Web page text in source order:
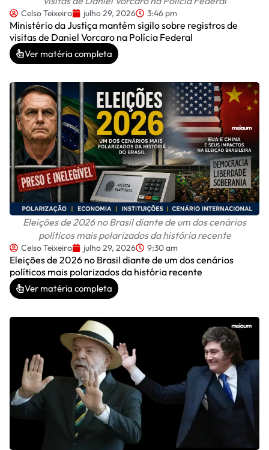
Celso Teixeira julho 29, 2026 3:46 pm
Ministério da Justiça mantém sigilo sobre registros de
visitas de Daniel Vorcaro na Polícia Federal
Ver matéria completa
Eleições de 2026 no Brasil diante de um dos cenários
políticos mais polarizados da história recente
Celso Teixeira julho 29, 2026 9:30 am
Eleições de 2026 no Brasil diante de um dos cenários
políticos mais polarizados da história recente
Ver matéria completa